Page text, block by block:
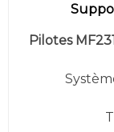
Pilotes